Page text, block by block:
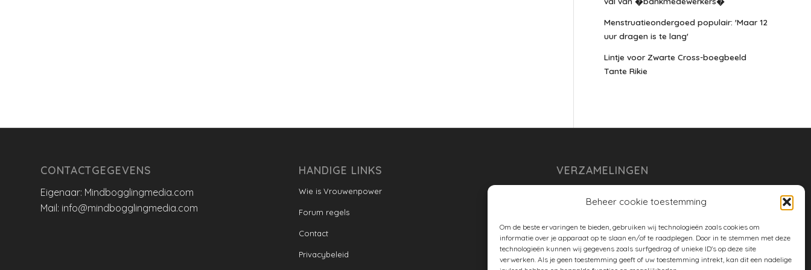
Beheer cookie toestemming
Om de beste ervaringen te bieden, gebruiken wij technologieën zoals cookies om
informatie over je apparaat op te slaan en/of te raadplegen. Door in te stemmen met deze
technologieën kunnen wij gegevens zoals surfgedrag of unieke ID's op deze site
verwerken. Als je geen toestemming geeft of uw toestemming intrekt, kan dit een nadelige
Menstruatieondergoed populair: 'Maar 12
uur dragen is te lang'
Lintje voor Zwarte Cross-boegbeeld
Tante Rikie
CONTACTGEGEVENS
Eigenaar: Mindbogglingmedia.com
Mail: info@mindbogglingmedia.com
HANDIGE LINKS
Wie is Vrouwenpower
Forum regels
Contact
Privacybeleid
VERZAMELINGEN
huishouden
spreekwoorden en gezegden